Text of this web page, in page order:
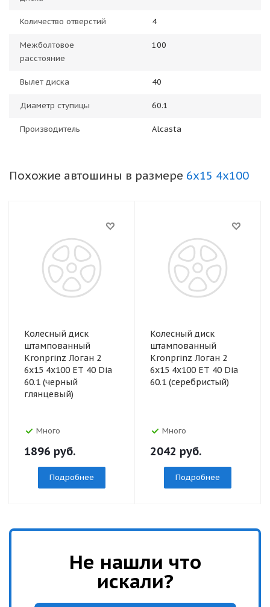
Количество отверстий 4
Межболтовое
расстояние
100
Вылет диска 40
Диаметр ступицы 60.1
Производитель Alcasta
Похожие автошины в размере 6x15 4x100
Колесный диск
штампованный
Kronprinz Логан 2
6x15 4x100 ET 40 Dia
60.1 (черный
глянцевый)
Много
1896 руб.
Подробнее
Колесный диск
штампованный
Kronprinz Логан 2
6x15 4x100 ET 40 Dia
60.1 (серебристый)
Много
2042 руб.
Подробнее
Не нашли что
искали?